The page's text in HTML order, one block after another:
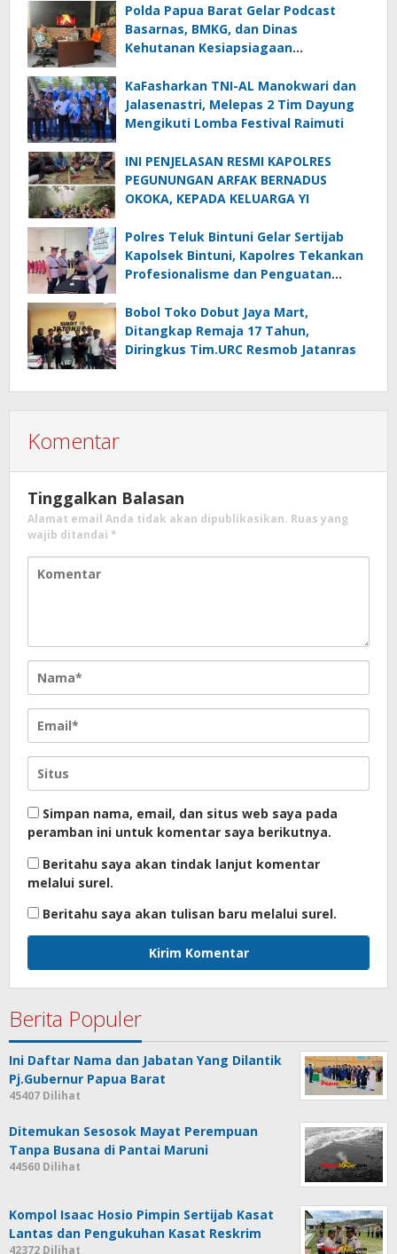
Polda Papua Barat Gelar Podcast
Basarnas, BMKG, dan Dinas
Kehutanan Kesiapsiagaan
KaFasharkan TNI-AL Manokwari dan
Jalasenastri, Melepas 2 Tim Dayung
Mengikuti Lomba Festival Raimuti
INI PENJELASAN RESMI KAPOLRES
PEGUNUNGAN ARFAK BERNADUS
OKOKA, KEPADA KELUARGA YI
Polres Teluk Bintuni Gelar Sertijab
Kapolsek Bintuni, Kapolres Tekankan
Profesionalisme dan Penguatan
Bobol Toko Dobut Jaya Mart,
Ditangkap Remaja 17 Tahun,
Diringkus Tim.URC Resmob Jatanras
Komentar
Tinggalkan Balasan
Alamat email Anda tidak akan dipublikasikan. Ruas yang
wajib ditandai *
Simpan nama, email, dan situs web saya pada
peramban ini untuk komentar saya berikutnya.
Beritahu saya akan tindak lanjut komentar
melalui surel.
Beritahu saya akan tulisan baru melalui surel.
Berita Populer
Ini Daftar Nama dan Jabatan Yang Dilantik
Pj.Gubernur Papua Barat
45407 Dilihat
Ditemukan Sesosok Mayat Perempuan
Tanpa Busana di Pantai Maruni
44560 Dilihat
Kompol Isaac Hosio Pimpin Sertijab Kasat
Lantas dan Pengukuhan Kasat Reskrim
42372 Dilihat